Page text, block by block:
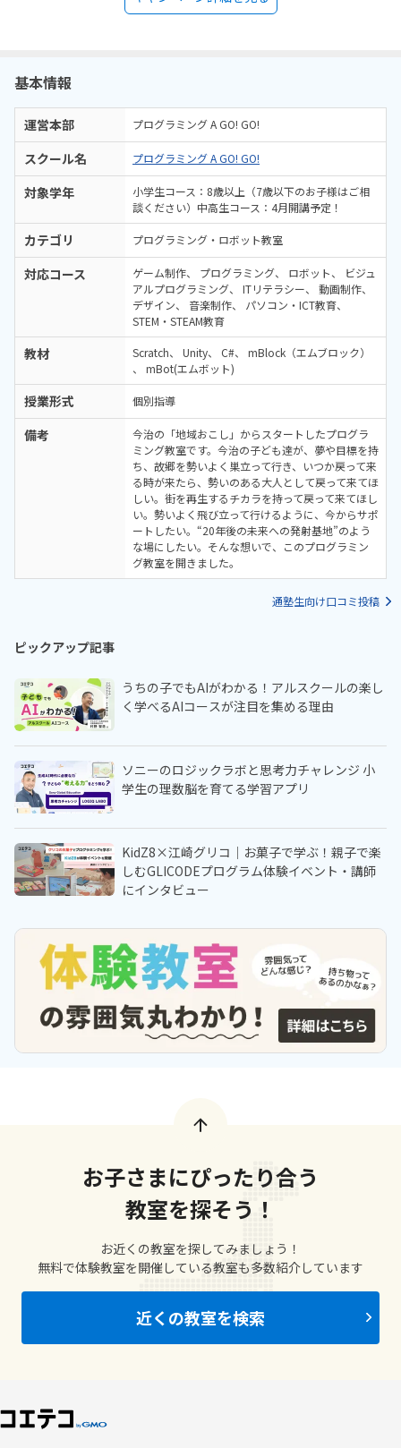
基本情報
運営本部 プログラミング A GO! GO!
スクール名 プログラミング A GO! GO!
対象学年
小学生コース：8歳以上（7歳以下のお子様はご相
談ください）中高生コース：4月開講予定！
カテゴリ プログラミング・ロボット教室
対応コース ゲーム制作 プログラミング ロボット
ビジュ
アルプログラミング
ITリテラシー
動画制作
デザイン
音楽制作
パソコン・ICT教育
STEM・STEAM教育
教材 Scratch Unity C#
mBlock（エムブロック）
mBot(エムボット)
授業形式 個別指導
備考
今治の「地域おこし」からスタートしたプログラ
ミング教室です。今治の子ども達が、夢や目標を持
ち、故郷を勢いよく巣立って行き、いつか戻って来
る時が来たら、勢いのある大人として戻って来てほ
しい。街を再生するチカラを持って戻って来てほし
い。勢いよく飛び立って行けるように、今からサポ
ートしたい。“20年後の未来への発射基地”のよう
な場にしたい。そんな想いで、このプログラミン
グ教室を開きました。
通塾生向け口コミ投稿
ピックアップ記事
うちの子でもAIがわかる！アルスクールの楽し
く学べるAIコースが注目を集める理由
ソニーのロジックラボと思考力チャレンジ 小
学生の理数脳を育てる学習アプリ
KidZ8×江崎グリコ｜お菓子で学ぶ！親子で楽
しむGLICODEプログラム体験イベント・講師
にインタビュー
お子さまにぴったり合う
教室を探そう！
お近くの教室を探してみましょう！
無料で体験教室を開催している教室も多数紹介しています
近くの教室を検索